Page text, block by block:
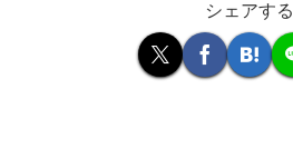
シェアする